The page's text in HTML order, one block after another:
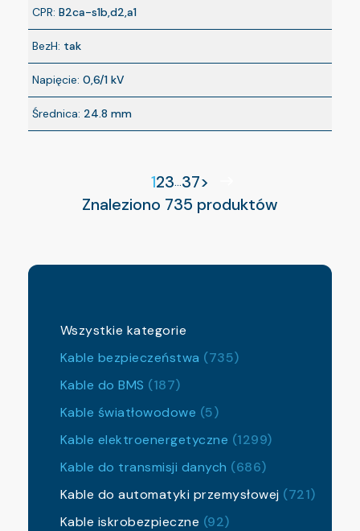
Wszystkie kategorie
Kable bezpieczeństwa (735)
Kable do BMS (187)
Kable światłowodowe (5)
Kable elektroenergetyczne (1299)
Kable do transmisji danych (686)
Kable do automatyki przemysłowej (721)
Kable iskrobezpieczne (92)
CPR: B2ca-s1b,d2,a1
BezH: tak
Napięcie: 0,6/1 kV
Średnica: 24.8 mm
123 37>
Znaleziono 735 produktów